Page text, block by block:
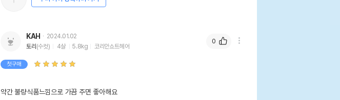
KAH
2024.01.02
토리(수컷) 4살 5.8kg 코리안쇼트헤어
첫구매
약간 불량식품느낌으로 가끔 주면 좋아해요
0